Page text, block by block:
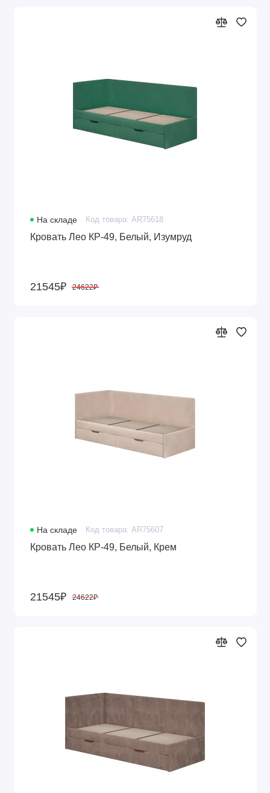
На складе Код товара: AR75618
Кровать Лео КР-49, Белый, Изумруд
21545₽ 24622₽
На складе Код товара: AR75607
Кровать Лео КР-49, Белый, Крем
21545₽ 24622₽